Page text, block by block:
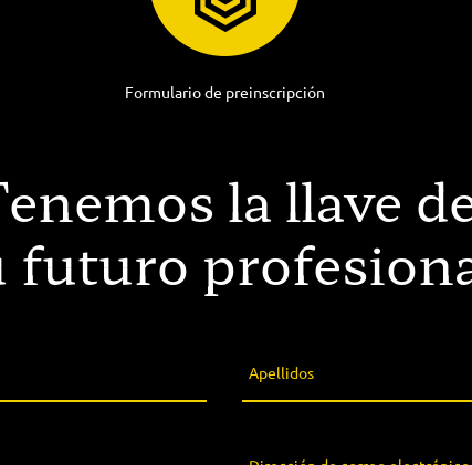
Formulario de preinscripción
la llave
futuro